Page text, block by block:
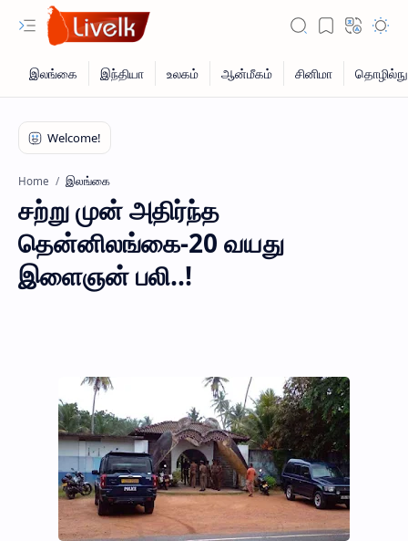
Home இலங்கை
சற்று முன் அதிர்ந்த
தென்னிலங்கை-20 வயது
இளைஞன் பலி..!